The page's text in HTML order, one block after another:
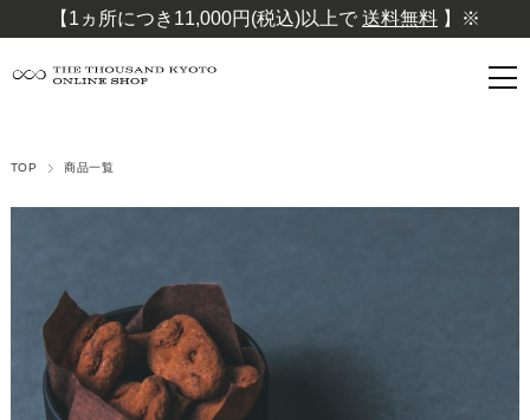
【1ヵ所につき11,000円(税込)以上で 送料無料 】※
TOP 商品一覧